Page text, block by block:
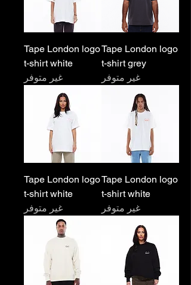
Tape London logo
t-shirt grey
غير متوفر
Tape London logo
t-shirt white
غير متوفر
Tape London logo
t-shirt white
غير متوفر
Tape London logo
t-shirt white
غير متوفر